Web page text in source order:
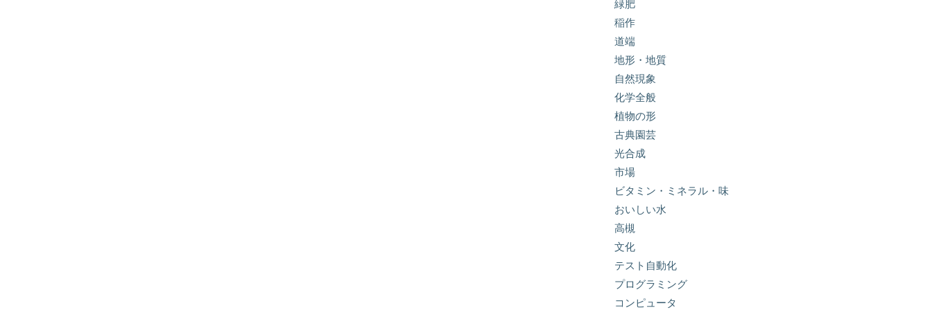
緑肥
稲作
道端
地形・地質
自然現象
化学全般
植物の形
古典園芸
光合成
市場
ビタミン・ミネラル・味
おいしい水
高槻
文化
テスト自動化
プログラミング
コンピュータ